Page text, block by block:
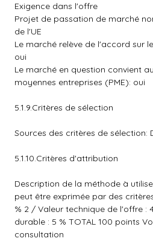
Exigence dans l'offre
Projet de passation de marché
de l'UE
Le marché relève de l'accord sur
oui
Le marché en question convient
moyennes entreprises (PME): oui
5.1.9.Critères de sélection
Sources des critères de sélection:
5.1.10.Critères d'attribution
Description de la méthode à
peut être exprimée par des
% 2 / Valeur technique de l'offre :
durable : 5 % TOTAL 100 points
consultation